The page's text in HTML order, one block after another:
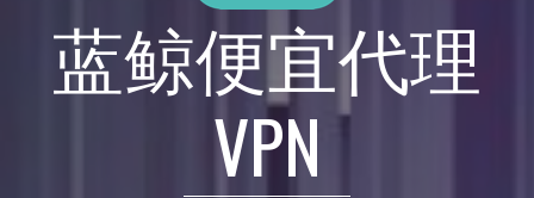
蓝鲸便宜代理
VPN